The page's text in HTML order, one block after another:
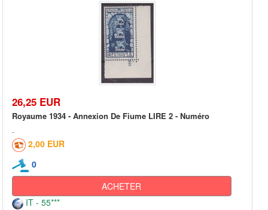
26,25 EUR
Royaume 1934 - Annexion De Fiume LIRE 2 - Numéro
2,00 EUR
0
ACHETER
IT - 55***